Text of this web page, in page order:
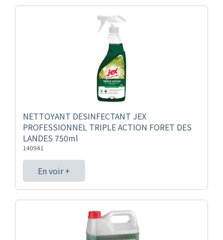
NETTOYANT DESINFECTANT JEX
PROFESSIONNEL TRIPLE ACTION FORET DES
LANDES 750ml
140941
En voir +